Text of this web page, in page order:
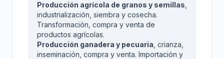
Producción agrícola de granos y semillas
industrialización, siembra y cosecha.
Transformación, compra y venta de
productos agrícolas.
Producción ganadera y pecuaria , crianza,
inseminación, compra y venta. Importación y